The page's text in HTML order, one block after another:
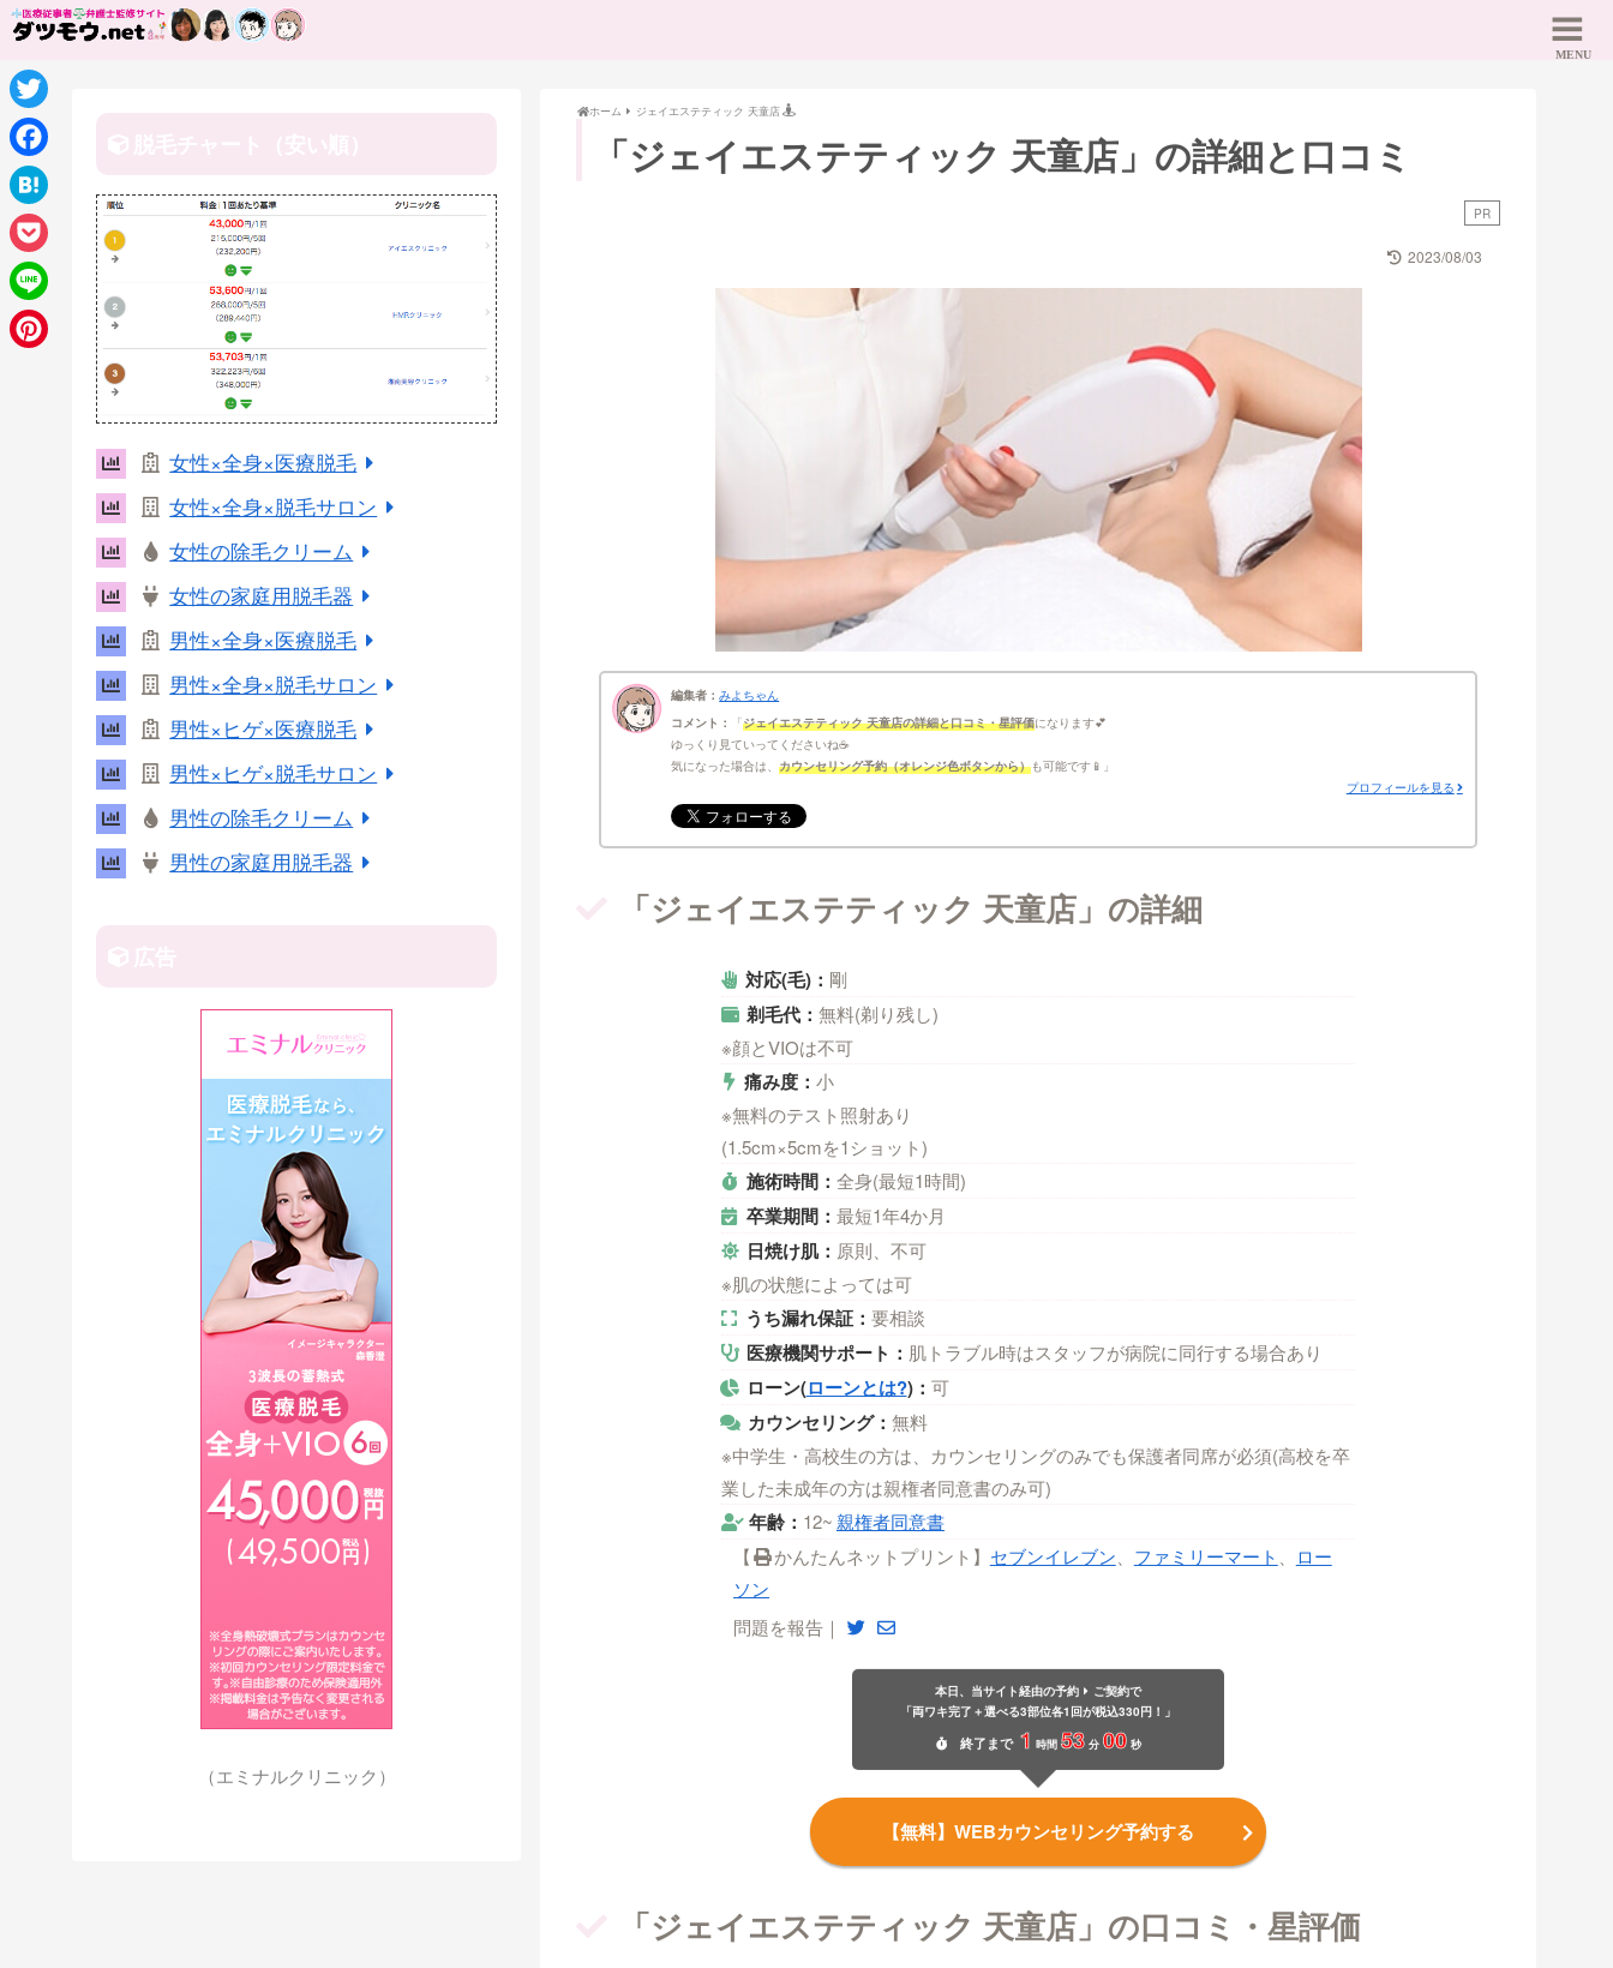
ホーム ジェイエステティック 天童店
「ジェイエステティック 天童店」の詳細と口コミ
PR
2023/08/03
編集者：みよちゃん
コメント：
ジェイエステティック 天童店の詳細と口コミ・星評価になります💕
ゆっくり見ていってくださいね☕
気になった場合は、カウンセリング予約（オレンジ色ボタンから）も可能です📱
プロフィールを見る
「ジェイエステティック 天童店」の詳細
対応(毛)： 剛
剃毛代： 無料(剃り残し)
※顔とVIOは不可
痛み度： 小
※無料のテスト照射あり
(1.5cm×5cmを1ショット)
施術時間： 全身(最短1時間)
卒業期間： 最短1年4か月
日焼け肌： 原則、不可
※肌の状態によっては可
うち漏れ保証： 要相談
医療機関サポート： 肌トラブル時はスタッフが病院に同行する場合あり
ローン(ローンとは?)： 可
カウンセリング： 無料
※中学生・高校生の方は、カウンセリングのみでも保護者同席が必須(高校を卒
業した未成年の方は親権者同意書のみ可)
年齢： 12~ 親権者同意書
【
かんたんネットプリント】 セブンイレブン ファミリーマート
ロー
ソン
問題を報告｜
本日、当サイト経由の予約
ご契約で
「両ワキ完了＋選べる3部位各1回が税込330円！」
終了 まで 1 時間 52 分 59 秒
【無料】WEBカウンセリング予約する
「ジェイエステティック 天童店」の口コミ・星評価
女性×全身×医療脱毛
女性×全身×脱毛サロン
女性の除毛クリーム
女性の家庭用脱毛器
男性×全身×医療脱毛
男性×全身×脱毛サロン
男性×ヒゲ×医療脱毛
男性×ヒゲ×脱毛サロン
男性の除毛クリーム
男性の家庭用脱毛器
T
w
i
t
t
e
F
a
c
e
b
H
a
t
e
P
o
c
L